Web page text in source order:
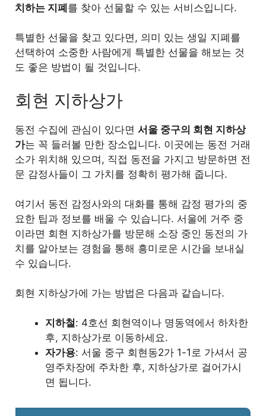
치하는 지폐 를 찾아 선물할 수 있는 서비스입니다.
특별한 선물을 찾고 있다면, 의미 있는 생일 지폐를
선택하여 소중한 사람에게 특별한 선물을 해보는 것
도 좋은 방법이 될 것입니다.
회현 지하상가
동전 수집에 관심이 있다면 서울 중구의 회현 지하상
가는 꼭 들러볼 만한 장소입니다. 이곳에는 동전 거래
소가 위치해 있으며, 직접 동전을 가지고 방문하면 전
문 감정사들이 그 가치를 정확히 평가해 줍니다.
여기서 동전 감정사와의 대화를 통해 감정 평가의 중
요한 팁과 정보를 배울 수 있습니다. 서울에 거주 중
이라면 회현 지하상가를 방문해 소장 중인 동전의 가
치를 알아보는 경험을 통해 흥미로운 시간을 보내실
수 있습니다.
회현 지하상가에 가는 방법은 다음과 같습니다.
지하철: 4호선 회현역이나 명동역에서 하차한
후, 지하상가로 이동하세요.
자가용: 서울 중구 회현동2가 1-1로 가셔서 공
영주차장에 주차한 후, 지하상가로 걸어가시
면 됩니다.